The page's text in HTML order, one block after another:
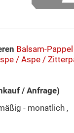
Balsam-Pappel
/ Aspe /
/ Anfrage)
- monatlich ,